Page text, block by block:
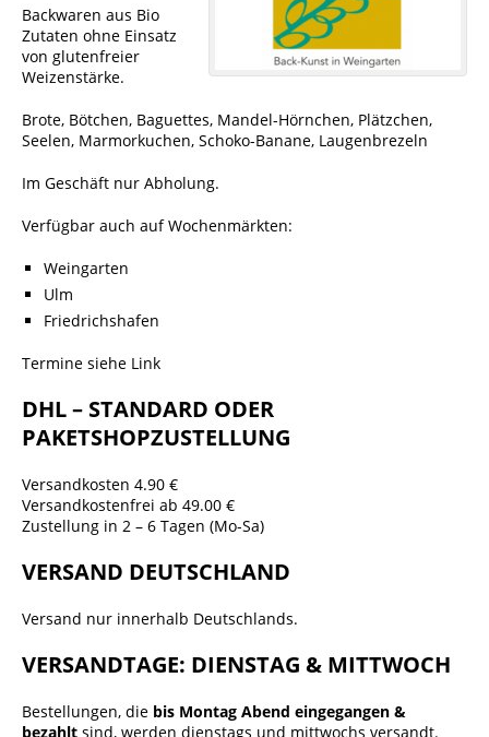
Backwaren aus Bio
Zutaten ohne Einsatz
von glutenfreier
Weizenstärke.
Brote, Bötchen, Baguettes, Mandel-Hörnchen, Plätzchen,
Seelen, Marmorkuchen, Schoko-Banane, Laugenbrezeln
Im Geschäft nur Abholung.
Verfügbar auch auf Wochenmärkten:
Weingarten
Ulm
Friedrichshafen
Termine siehe Link
DHL – STANDARD ODER
PAKETSHOPZUSTELLUNG
Versandkosten 4.90 €
Versandkostenfrei ab 49.00 €
Zustellung in 2 – 6 Tagen (Mo-Sa)
VERSAND DEUTSCHLAND
Versand nur innerhalb Deutschlands.
VERSANDTAGE: DIENSTAG & MITTWOCH
Bestellungen, die bis Montag Abend eingegangen &
bezahlt sind, werden dienstags und mittwochs versandt.